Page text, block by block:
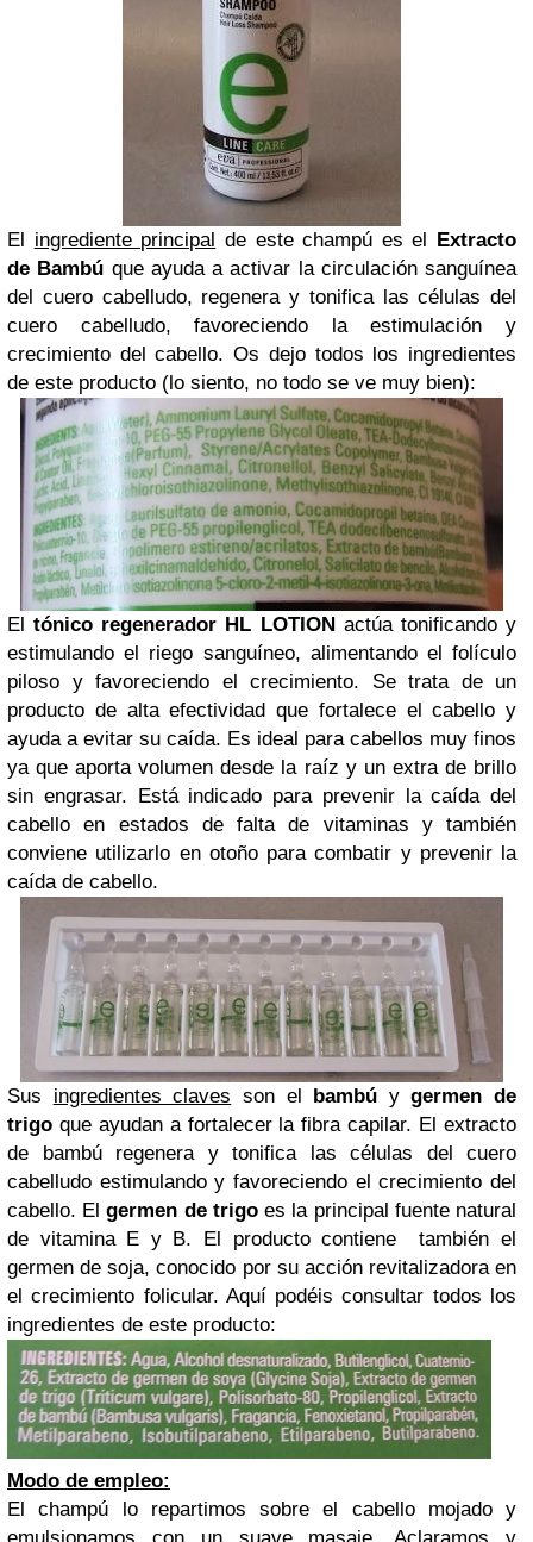
El ingrediente principal de este champú es el Extracto
de Bambú que ayuda a activar la circulación sanguínea
del cuero cabelludo, regenera y tonifica las células del
cuero cabelludo, favoreciendo la estimulación y
crecimiento del cabello. Os dejo todos los ingredientes
de este producto (lo siento, no todo se ve muy bien):
Eltónico regenerador HL LOTIONactúa tonificando y
estimulando el riego sanguíneo, alimentando el folículo
piloso y favoreciendo el crecimiento. Se trata de un
producto de alta efectividad que fortalece el cabello y
ayuda a evitar su caída. Es ideal para cabellos muy finos
ya que aporta volumen desde la raíz y un extra de brillo
sin engrasar. Está indicado para prevenir la caída del
cabello en estados de falta de vitaminas y también
conviene utilizarlo en otoño para combatir y prevenir la
caída de cabello.
Sus ingredientes claves son el bambú ygermen de
trigo que ayudan a fortalecer la fibra capilar. El extracto
de bambú regenera y tonifica las células del cuero
cabelludo estimulando y favoreciendo el crecimiento del
cabello. Elgermen de trigoes la principal fuente natural
de vitamina E y B. El producto contiene también el
germen de soja, conocido por su acción revitalizadora en
el crecimiento folicular. Aquí podéis consultar todos los
ingredientes de este producto:
Modo de empleo:
El champú lo repartimos sobre el cabello mojado y